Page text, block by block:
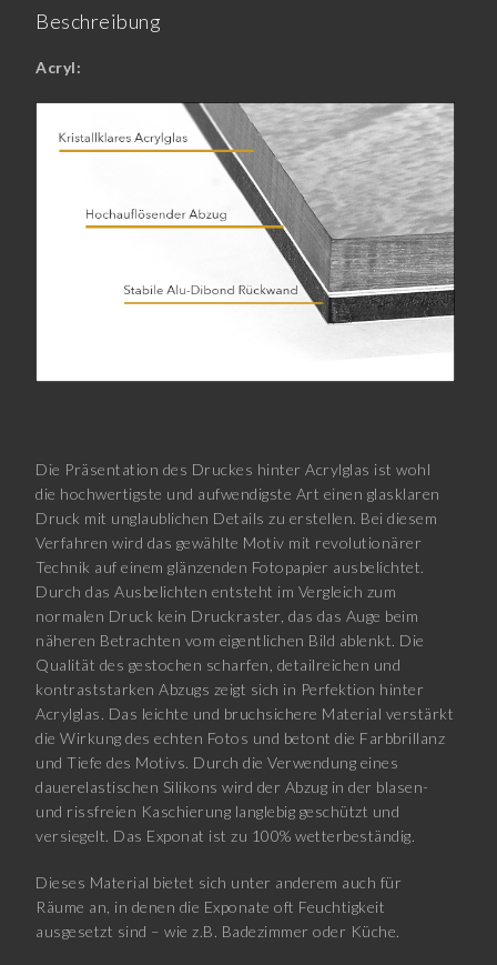
Beschreibung
Acryl:
Die Präsentation des Druckes hinter Acrylglas ist wohl
die hochwertigste und aufwendigste Art einen glasklaren
Druck mit unglaublichen Details zu erstellen. Bei diesem
Verfahren wird das gewählte Motiv mit revolutionärer
Technik auf einem glänzenden Fotopapier ausbelichtet.
Durch das Ausbelichten entsteht im Vergleich zum
normalen Druck kein Druckraster, das das Auge beim
näheren Betrachten vom eigentlichen Bild ablenkt. Die
Qualität des gestochen scharfen, detailreichen und
kontraststarken Abzugs zeigt sich in Perfektion hinter
Acrylglas. Das leichte und bruchsichere Material verstärkt
die Wirkung des echten Fotos und betont die Farbbrillanz
und Tiefe des Motivs. Durch die Verwendung eines
dauerelastischen Silikons wird der Abzug in der blasen-
und rissfreien Kaschierung langlebig geschützt und
versiegelt. Das Exponat ist zu 100% wetterbeständig.
Dieses Material bietet sich unter anderem auch für
Räume an, in denen die Exponate oft Feuchtigkeit
ausgesetzt sind – wie z.B. Badezimmer oder Küche.